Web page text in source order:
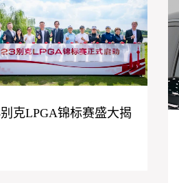
别克LPGA锦标赛盛大揭